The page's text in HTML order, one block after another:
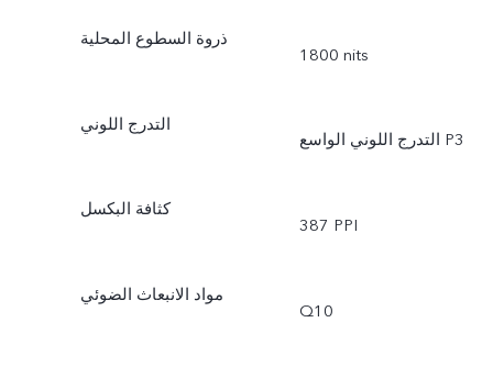
ذروة السطوع المحلية
1800 nits
التدرج اللوني
التدرج اللوني الواسع P3
كثافة البكسل
387 PPI
مواد الانبعاث الضوئي
Q10